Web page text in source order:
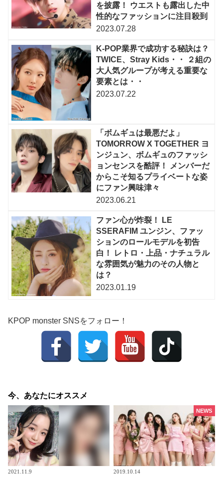
を披露！ ウエストも露出した中
性的なファッションに注目殺到
2023.07.28
K-POP業界で成功する秘訣は？
TWICE、Stray Kids・・ ２組の
大人気グループが考える重要な
要素とは・・
2023.07.22
「ボムギュは最悪だよ」
TOMORROW X TOGETHER ヨ
ンジュン、ボムギュのファッシ
ョンセンスを酷評！ メンバーだ
からこそ知るプライベートな姿
にファン興味津々
2023.06.21
ファン心が炸裂！ LE
SSERAFIM ユンジン、ファッ
ションのロールモデルを初告
白！ レトロ・上品・ナチュラル
な雰囲気が魅力のその人物と
は？
2023.01.19
KPOP monster SNSをフォロー！
今、あなたにオススメ
2021.11.9 2019.10.14
NEWS